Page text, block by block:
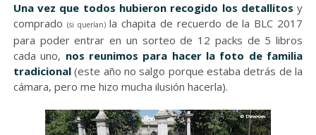
Una vez que todos hubieron recogido los detallitos y
comprado (si querían)la chapita de recuerdo de la BLC 2017
para poder entrar en un sorteo de 12 packs de 5 libros
cada uno, nos reunimos para hacer la foto de familia
tradicional(este año no salgo porque estaba detrás de la
cámara, pero me hizo mucha ilusión hacerla).